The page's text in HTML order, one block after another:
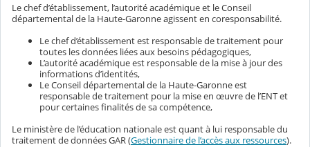
Le chef d’établissement, l’autorité académique et le Conseil
départemental de la Haute-Garonne agissent en coresponsabilité.
Le chef d’établissement est responsable de traitement pour
toutes les données liées aux besoins pédagogiques,
L’autorité académique est responsable de la mise à jour des
informations d’identités,
Le Conseil départemental de la Haute-Garonne est
responsable de traitement pour la mise en œuvre de l’ENT et
pour certaines finalités de sa compétence,
Le ministère de l’éducation nationale est quant à lui responsable du
traitement de données GAR (Gestionnaire de l’accès aux ressources).